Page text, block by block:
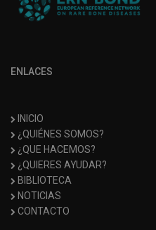
ENLACES
INICIO
¿QUIÉNES SOMOS?
¿QUE HACEMOS?
¿QUIERES AYUDAR?
BIBLIOTECA
NOTICIAS
CONTACTO